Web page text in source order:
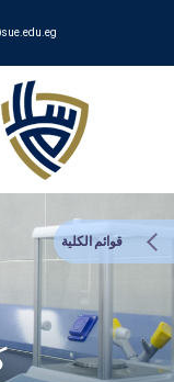
قوائم الكلية